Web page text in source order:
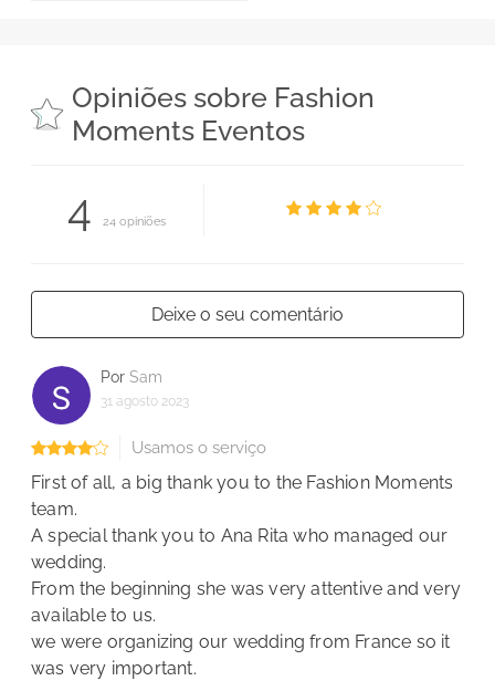
Opiniões sobre Fashion
Moments Eventos
4 24 opiniões
Deixe o seu comentário
Por Sam
31 agosto 2023
Usamos o serviço
First of all, a big thank you to the Fashion Moments
team.
A special thank you to Ana Rita who managed our
wedding.
From the beginning she was very attentive and very
available to us.
we were organizing our wedding from France so it
was very important.